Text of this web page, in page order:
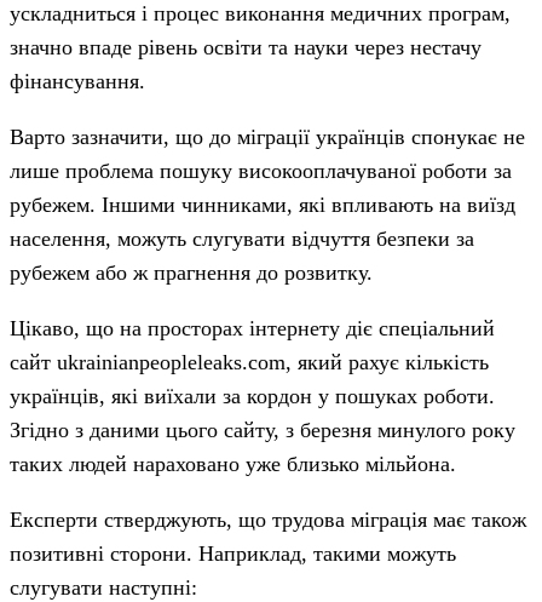
ускладниться і процес виконання медичних програм,
значно впаде рівень освіти та науки через нестачу
фінансування.
Варто зазначити, що до міграції українців спонукає не
лише проблема пошуку високооплачуваної роботи за
рубежем. Іншими чинниками, які впливають на виїзд
населення, можуть слугувати відчуття безпеки за
рубежем або ж прагнення до розвитку.
Цікаво, що на просторах інтернету діє спеціальний
сайт ukrainianpeopleleaks.com, який рахує кількість
українців, які виїхали за кордон у пошуках роботи.
Згідно з даними цього сайту, з березня минулого року
таких людей нараховано уже близько мільйона.
Експерти стверджують, що трудова міграція має також
позитивні сторони. Наприклад, такими можуть
слугувати наступні: